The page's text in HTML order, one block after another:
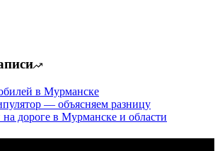
в Мурманске
— объясняем разницу
дороге в Мурманске и области